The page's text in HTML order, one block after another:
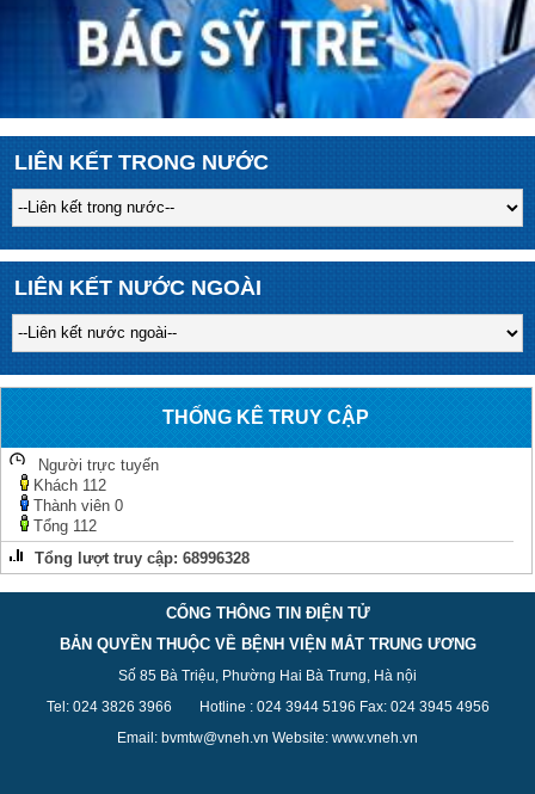
LIÊN KẾT TRONG NƯỚC
LIÊN KẾT NƯỚC NGOÀI
THỐNG KÊ TRUY CẬP
Người trực tuyến
Khách 112
Thành viên 0
Tổng 112
Tổng lượt truy cập: 68996328
CỔNG THÔNG TIN ĐIỆN TỬ
BẢN QUYỀN THUỘC VỀ BỆNH VIỆN MẮT TRUNG ƯƠNG
Số 85 Bà Triệu, Phường Hai Bà Trưng, Hà nội
Tel: 024 3826 3966 Hotline : 024 3944 5196 Fax: 024 3945 4956
Email: bvmtw@vneh.vn Website: www.vneh.vn